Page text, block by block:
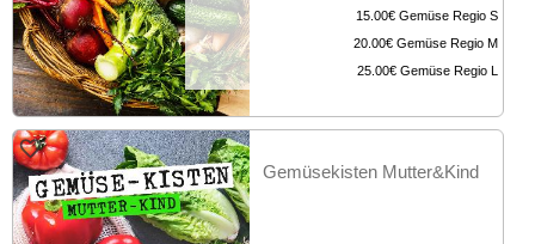
15.00€ Gemüse Regio S
20.00€ Gemüse Regio M
25.00€ Gemüse Regio L
Gemüsekisten Mutter&Kind